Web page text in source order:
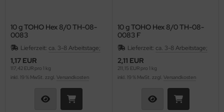
10 g TOHO Hex 8/0 TH-08-
0083
Lieferzeit: ca. 3-8 Arbeitstage;
1,17 EUR
117,42 EUR pro 1 kg
inkl. 19 % MwSt. zzgl. Versandkosten
10 g TOHO Hex 8/0 TH-08-
0083 F
Lieferzeit: ca. 3-8 Arbeitstage;
2,11 EUR
211,15 EUR pro 1 kg
inkl. 19 % MwSt. zzgl. Versandkosten